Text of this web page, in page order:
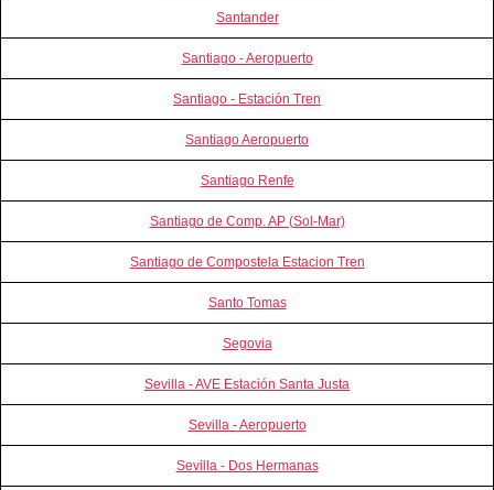
Santander
Santiago - Aeropuerto
Santiago - Estación Tren
Santiago Aeropuerto
Santiago Renfe
Santiago de Comp. AP (Sol-Mar)
Santiago de Compostela Estacion Tren
Santo Tomas
Segovia
Sevilla - AVE Estación Santa Justa
Sevilla - Aeropuerto
Sevilla - Dos Hermanas